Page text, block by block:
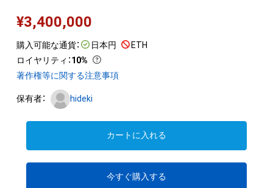
¥3,400,000
購入可能な通貨： 日本円
ETH
ロイヤリティ ：10%
著作権等に関する注意事項
保有者： hideki
カートに入れる
今すぐ購入する